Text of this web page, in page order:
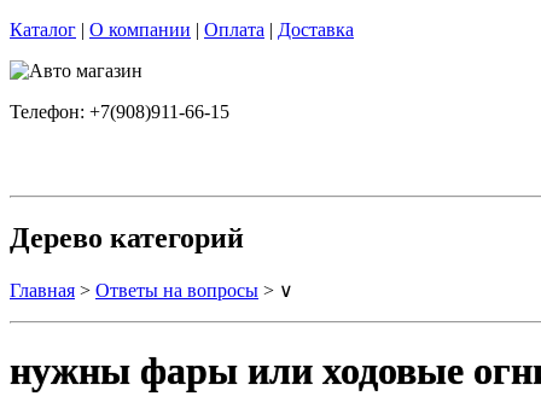
Каталог | О компании | Оплата | Доставка
Телефон: +7(908)911-66-15
Дерево категорий
Главная > Ответы на вопросы > ∨
нужны фары или ходовые